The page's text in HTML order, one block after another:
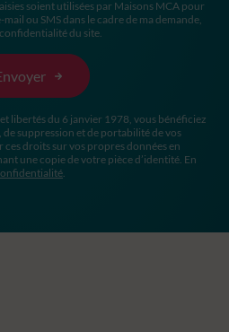
soient utilisées par Maisons MCA pour
ou SMS dans le cadre de ma demande,
du site.
libertés du 6 janvier 1978, vous bénéficiez
suppression et de portabilité de vos
droits sur vos propres données en
une copie de votre pièce d’identité. En
.